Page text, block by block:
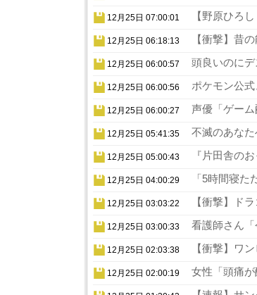
12月25日 07:00:01 【野原ひろ
12月25日 06:18:13 【衝撃】昔
12月25日 06:00:57 頭良いのに
12月25日 06:00:56 ポケモン公
12月25日 06:00:27 声優「ゲー
12月25日 05:41:35 不滅のあな
12月25日 05:00:43 『片田舎の
12月25日 04:00:29 「5時間寝
12月25日 03:03:22 【衝撃】ド
12月25日 03:00:33 看護師さん
12月25日 02:03:38 【衝撃】ワ
12月25日 02:00:19 女性「頭痛